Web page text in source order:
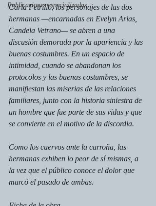
Publicaciones especializadas
Carla Petrillo, los personajes de las dos
hermanas —encarnadas en Evelyn Arias,
Candela Vetrano— se abren a una
discusión demorada por la apariencia y las
buenas costumbres. En un espacio de
intimidad, cuando se abandonan los
protocolos y las buenas costumbres, se
manifiestan las miserias de las relaciones
familiares, junto con la historia siniestra de
un hombre que fue parte de sus vidas y que
se convierte en el motivo de la discordia.
Como los cuervos ante la carroña, las
hermanas exhiben lo peor de sí mismas, a
la vez que el público conoce el dolor que
marcó el pasado de ambas.